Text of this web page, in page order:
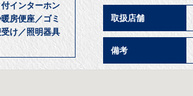
インターホン
房便座／ゴミ
け／照明器具
取扱店舗
備考